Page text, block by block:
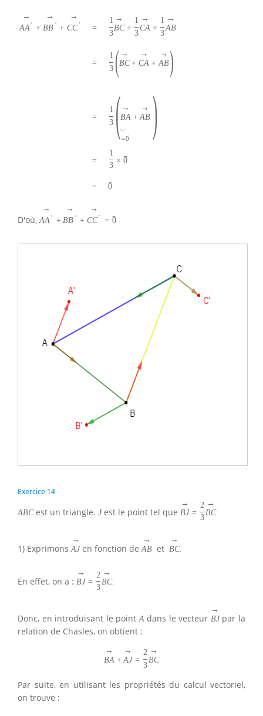
→
AA ′ +
→
BB ′ +
→
CC′ =
1
3
→
BC +
1
3
→
CA +
1
3
→
AB
=
1
3 ( →
BC +
→
CA +
→
AB)
=
1
3 ( →
BA +
→
AB
=0 )
=
1
3
×
→
0
=
→
0
D'où,
→
AA ′ +
→
BB ′ +
→
CC′ =
→
0
Exercice 14
ABCest un triangle. Jest le point tel que
→
BJ =
2
3
→
BC.
1) Exprimons
→
AJen fonction de
→
AB et
→
BC.
En effet, on a :
→
BJ =
2
3
→
BC.
Donc, en introduisant le pointAdans le vecteur
→
BJpar la
relation de Chasles, on obtient :
→
BA +
→
AJ =
2
3
→
BC
Par suite, en utilisant les propriétés du calcul vectoriel,
on trouve :